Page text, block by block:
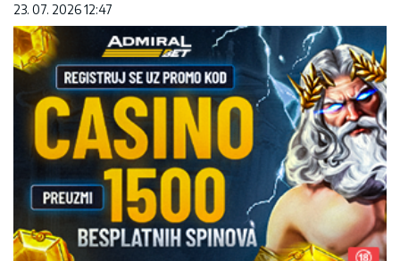
23. 07. 2026 12:47